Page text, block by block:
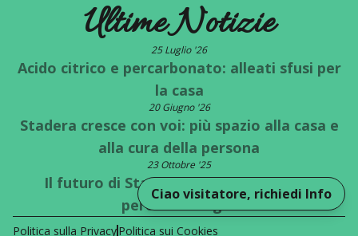
Ciao visitatore, richiedi Info
Ultime Notizie
25 Luglio '26
Acido citrico e percarbonato: alleati sfusi per
la casa
20 Giugno '26
Stadera cresce con voi: più spazio alla casa e
alla cura della persona
23 Ottobre '25
Il futuro di Stadera è a un bivio: quale
percorso scegli?
Politica sulla PrivacyPolitica sui Cookies